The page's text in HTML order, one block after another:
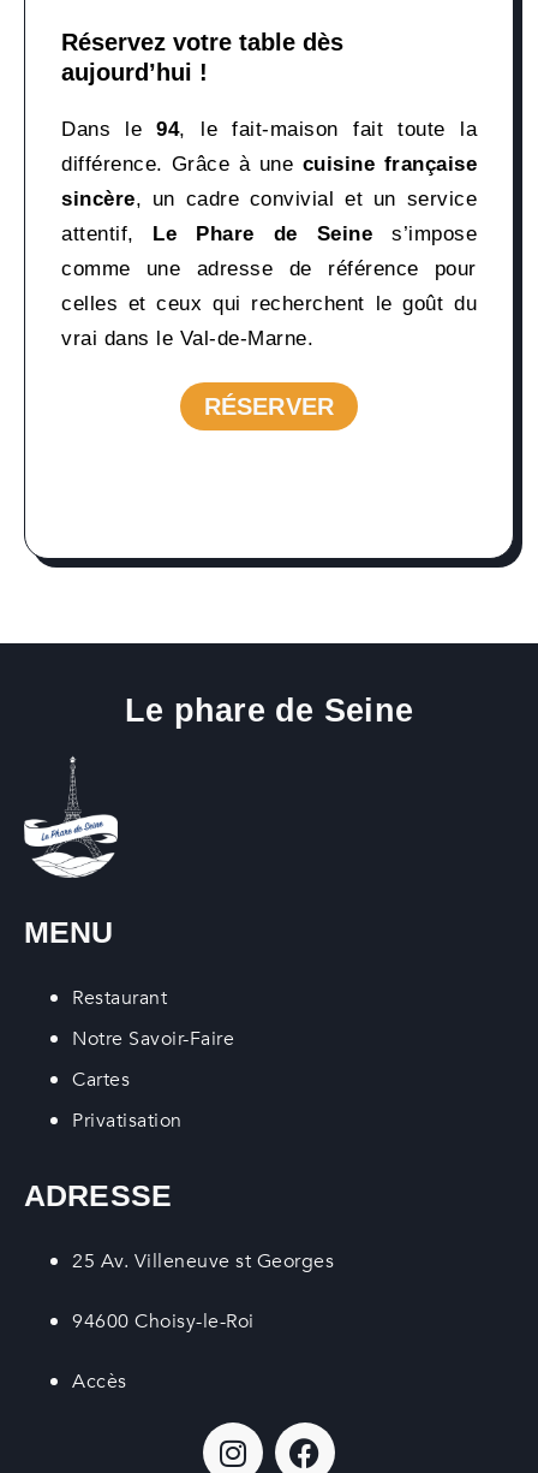
Réservez votre table dès
aujourd’hui !
Dans le94, le fait-maison fait toute la
différence. Grâce à une cuisine française
sincère, un cadre convivial et un service
attentif, Le Phare de Seine s’impose
comme une adresse de référence pour
celles et ceux qui recherchent le goût du
vrai dans le Val-de-Marne.
RÉSERVER
Le phare de Seine
MENU
Restaurant
Notre Savoir-Faire
Cartes
Privatisation
ADRESSE
25 Av. Villeneuve st Georges
94600 Choisy-le-Roi
Accès